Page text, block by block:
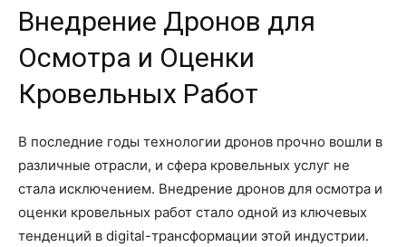
Внедрение Дронов для
Осмотра и Оценки
Кровельных Работ
В последние годы технологии дронов прочно вошли в
различные отрасли, и сфера кровельных услуг не
стала исключением. Внедрение дронов для осмотра и
оценки кровельных работ стало одной из ключевых
тенденций в digital-трансформации этой индустрии.